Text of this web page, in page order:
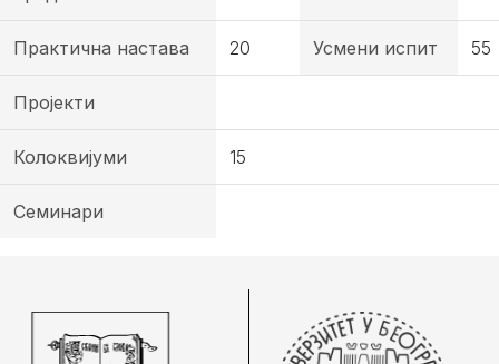
Практична настава 20 Усмени испит 55
Пројекти
Колоквијуми 15
Семинари